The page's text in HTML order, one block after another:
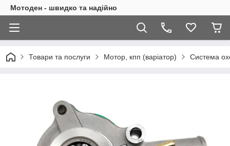
Мотоден - швидко та надійно
Товари та послуги Мотор, кпп (варіатор) Система